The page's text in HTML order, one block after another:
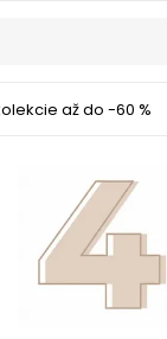
až do -60 %